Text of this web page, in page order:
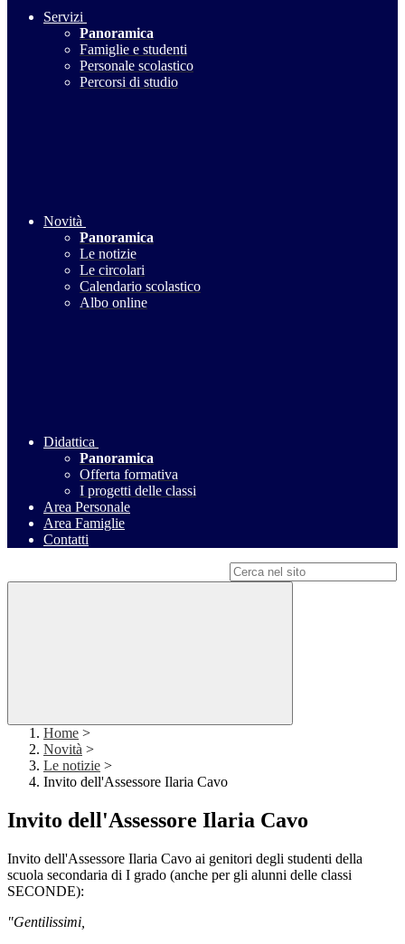
Servizi
Panoramica
Famiglie e studenti
Personale scolastico
Percorsi di studio
Novità
Panoramica
Le notizie
Le circolari
Calendario scolastico
Albo online
Didattica
Panoramica
Offerta formativa
I progetti delle classi
Area Personale
Area Famiglie
Contatti
Home >
Novità >
Le notizie >
Invito dell'Assessore Ilaria Cavo
Invito dell'Assessore Ilaria Cavo
Invito dell'Assessore Ilaria Cavo ai genitori degli studenti della
scuola secondaria di I grado (anche per gli alunni delle classi
SECONDE):
"Gentilissimi,